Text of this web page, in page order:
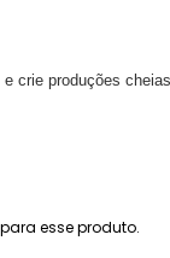
crie produções
esse produto.